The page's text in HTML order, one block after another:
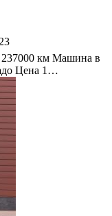
23
237000 км Машина в
Цена 1…